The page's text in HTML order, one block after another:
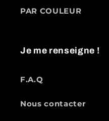
PAR COULEUR
Je me renseigne !
F.A.Q
Nous contacter